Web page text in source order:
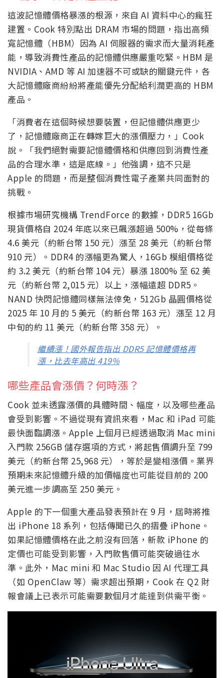
這波記憶體價格暴漲的根源，來自 AI 資料中心的瘋狂
建置。Cook 特別點出 DRAM 市場的問題，指出高頻
寬記憶體（HBM）因為 AI 伺服器的需求而大量消耗產
能，導致消費性產品的記憶體供應嚴重吃緊。HBM 是
NVIDIA、AMD 等 AI 加速器不可或缺的關鍵元件，各
大記憶體廠商紛紛將產能優先分配給利潤更高的 HBM
產品。
「消費者在這個時候想要裝置，但記憶體供應更少
了，記憶體廠商正在轉嫁巨大的漲價壓力，」Cook
說。「我們絕對需要記憶體價格和供應回到消費性產
品的合理水準，這是底線。」他強調，這不只是
Apple 的問題，而是整個消費性電子產業共同面對的
挑戰。
根據市場研究機構 TrendForce 的數據，DDR5 16Gb
現貨價格自 2024 年底以來已飆漲超過 500%，從每條
4.6 美元（約新台幣 150 元）漲至 28 美元（約新台幣
910 元）。DDR4 的漲幅更為驚人，16Gb 模組價格從
約 3.2 美元（約新台幣 104 元）暴漲 1800% 至 62 美
元（約新台幣 2,015 元）以上，漲幅遠超 DDR5。
NAND 快閃記憶體同樣無法倖免，512Gb 晶圓價格從
2025 年 10 月的 5 美元（約新台幣 163 元）漲至 12 月
中旬的約 11 美元（約新台幣 358 元）。
繼續漲！國外報告指出 DDR5 記憶體價格再
漲，比去年高出 419%
哪些產品會漲價？何時漲？
Cook 並未透露漲價的具體時間、幅度，以及哪些產品
會受到影響。不過從現有資訊來看，Mac 和 iPad 可能
最快面臨調漲。Apple 上個月已經透過取消 Mac mini
入門款 256GB 儲存選項的方式，將起售價調升至 799
美元（約新台幣 25,968 元），等於是變相漲價。業界
預期未來記憶體升級的加價幅度也可能從目前的 200
美元進一步調高至 250 美元。
Apple 的下一個重大產品發表預計在 9 月，屆時將推
出 iPhone 18 系列，包括傳聞已久的摺疊 iPhone。
如果記憶體價格在此之前沒有回落，新款 iPhone 的
定價也可能受到影響，入門款售價可能突破過往水
準。此外，Mac mini 和 Mac Studio 因 AI 代理工具
（如 OpenClaw 等）需求超出預期，Cook 在 Q2 財
報會議上已表示可能需要數個月才能達到供需平衡。